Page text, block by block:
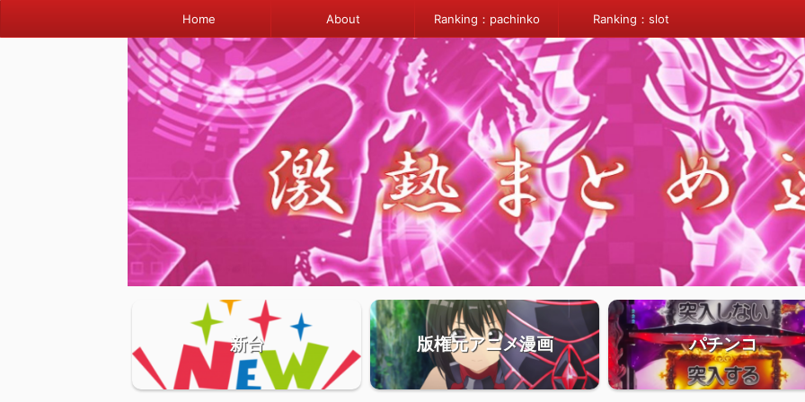
Home About Ranking：pachinko Ranking：slot
新台 版権元アニメ漫画 パチンコ